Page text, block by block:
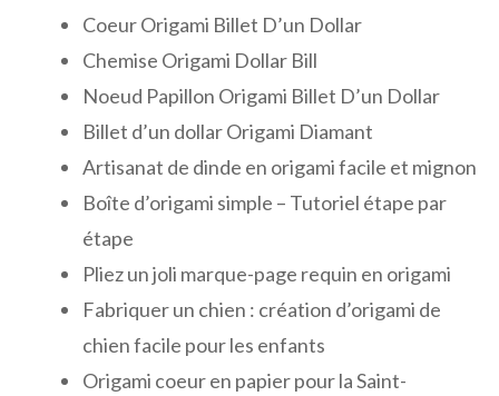
Coeur Origami Billet D’un Dollar
Chemise Origami Dollar Bill
Noeud Papillon Origami Billet D’un Dollar
Billet d’un dollar Origami Diamant
Artisanat de dinde en origami facile et mignon
Boîte d’origami simple – Tutoriel étape par
étape
Pliez un joli marque-page requin en origami
Fabriquer un chien : création d’origami de
chien facile pour les enfants
Origami coeur en papier pour la Saint-